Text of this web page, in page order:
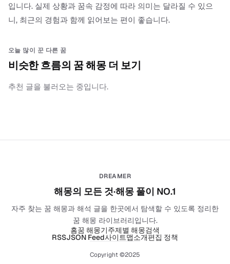
입니다. 실제 상황과 꿈속 감정에 따라 의미는 달라질 수 있으
니, 최근의 경험과 함께 읽어보는 편이 좋습니다.
오늘 많이 꾼 다른 꿈
비슷한 흐름의 꿈 해몽 더 보기
추천 글을 불러오는 중입니다.
DREAMER
해몽의 모든 것·해몽 풀이 NO.1
자주 찾는 꿈 해몽과 해석 글을 한곳에서 탐색할 수 있도록 정리한
꿈 해몽 라이브러리입니다.
홈꿈 해몽기주제별 해몽검색
RSSJSON Feed사이트맵소개편집 정책
Copyright ©2025